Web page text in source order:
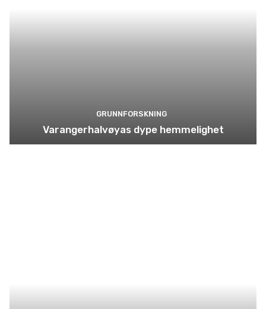
GRUNNFORSKNING
Varangerhalvøyas dype hemmelighet